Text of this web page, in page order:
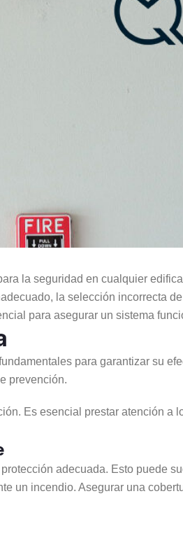
la seguridad en cualquier
la selección incorrecta
para asegurar un sistema
para garantizar su
prevención.
Es esencial prestar atención a
adecuada. Esto puede
un incendio. Asegurar una